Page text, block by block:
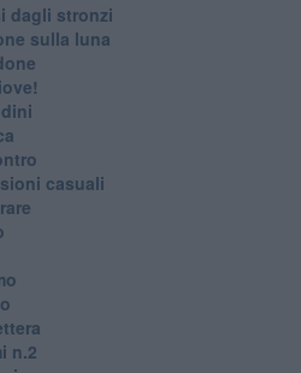
dagli stronzi
sulla luna
casuali
n.2